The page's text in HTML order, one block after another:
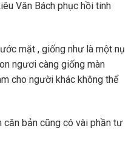
Văn Bách phục hồi tinh
mặt , giống như là một nụ
ngươi càng giống màn
cho người khác không thể
bản cũng có vài phần tư